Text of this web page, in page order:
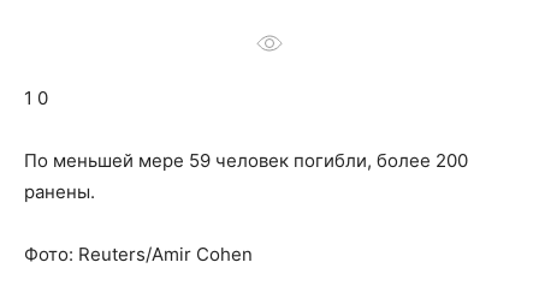
1 0
По меньшей мере 59 человек погибли, более 200
ранены.
Фото: Reuters/Amir Cohen